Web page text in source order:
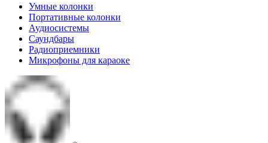
Умные колонки
Портативные колонки
Аудиосистемы
Саундбары
Радиоприемники
Микрофоны для караоке